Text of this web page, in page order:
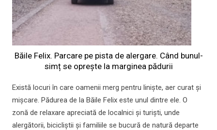
Băile Felix. Parcare pe pista de alergare. Când bunul-
simț se oprește la marginea pădurii
Există locuri în care oamenii merg pentru liniște, aer curat și
mișcare. Pădurea de la Băile Felix este unul dintre ele. O
zonă de relaxare apreciată de localnici și turiști, unde
alergătorii, bicicliștii și familiile se bucură de natură departe